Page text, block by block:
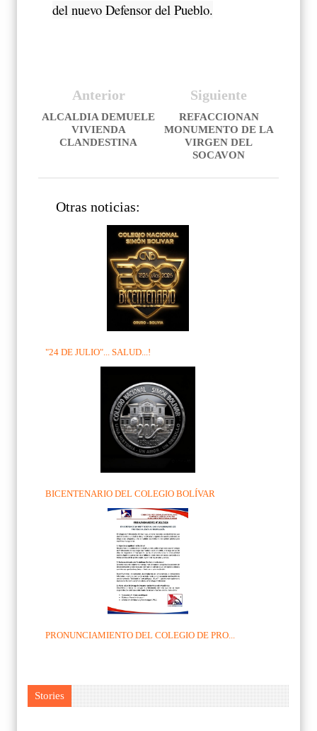
del nuevo Defensor del Pueblo.
Siguiente
REFACCIONAN
MONUMENTO DE LA
VIRGEN DEL
SOCAVON
Anterior
ALCALDIA DEMUELE
VIVIENDA
CLANDESTINA
Otras noticias:
"24 DE JULIO"... SALUD...!
BICENTENARIO DEL COLEGIO BOLÍVAR
PRONUNCIAMIENTO DEL COLEGIO DE PRO...
Stories